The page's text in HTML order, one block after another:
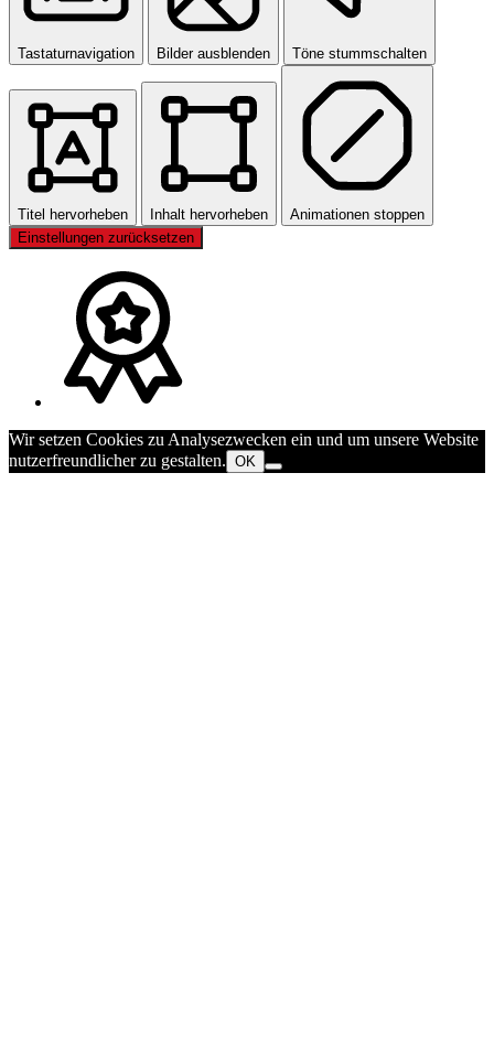
Tastaturnavigation Bilder ausblenden Töne stummschalten
Titel hervorheben Inhalt hervorheben
Animationen stoppen
Einstellungen zurücksetzen
Wir setzen Cookies zu Analysezwecken ein und um unsere Website
nutzerfreundlicher zu gestalten. OK